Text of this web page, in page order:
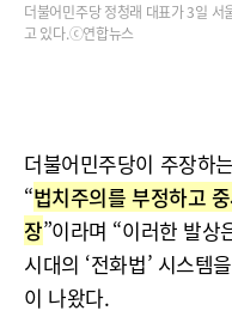
더불어민주당 정청래 대표가 3일
고 있다.ⓒ연합뉴스
더불어민주당이 주장하
“법치주의를 부정하고
장”이라며 “이러한 발
시대의 ‘전화법’ 시스템
이 나왔다.